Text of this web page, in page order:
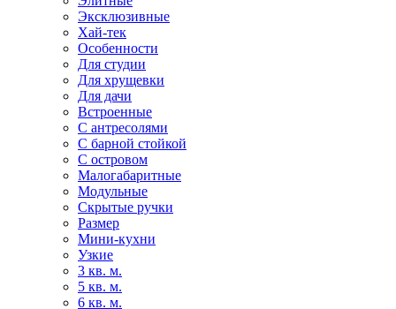
Эксклюзивные
Хай-тек
Особенности
Для студии
Для хрущевки
Для дачи
Встроенные
С антресолями
С барной стойкой
С островом
Малогабаритные
Модульные
Скрытые ручки
Размер
Мини-кухни
Узкие
3 кв. м.
5 кв. м.
6 кв. м.